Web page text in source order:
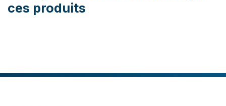
ces produits